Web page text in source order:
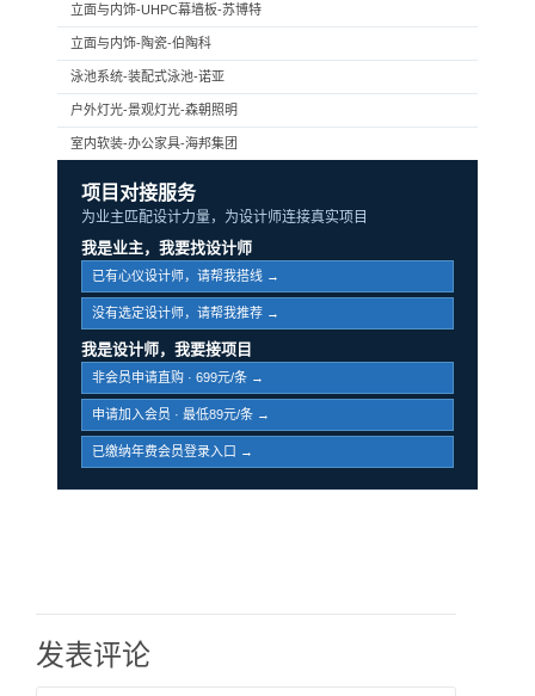
立面与内饰-UHPC幕墙板-苏博特
立面与内饰-陶瓷-伯陶科
泳池系统-装配式泳池-诺亚
户外灯光-景观灯光-森朝照明
室内软装-办公家具-海邦集团
项目对接服务
为业主匹配设计力量，为设计师连接真实项目
我是业主，我要找设计师
已有心仪设计师，请帮我搭线 →
没有选定设计师，请帮我推荐 →
我是设计师，我要接项目
非会员申请直购 · 699元/条 →
申请加入会员 · 最低89元/条 →
已缴纳年费会员登录入口 →
发表评论